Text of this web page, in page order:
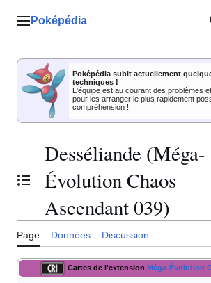
Menu principal
Poképédia
Poképédia subit actuellement
techniques !
L'équipe est au courant des problèmes
pour les arranger le plus rapidement
compréhension !
Basculer la table des matières
Desséliande (Méga-
Évolution Chaos
Ascendant 039)
Page Données Discussion
Cartes de l'extension Méga-Évolution